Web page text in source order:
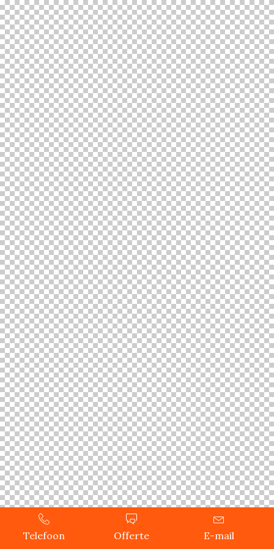
Telefoon Offerte E-mail